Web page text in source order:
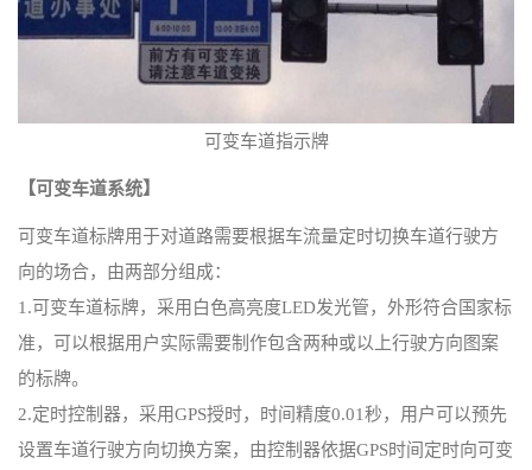
可变车道指示牌
【可变车道系统】
可变车道标牌用于对道路需要根据车流量定时切换车道行驶方
向的场合，由两部分组成：
1.可变车道标牌，采用白色高亮度LED发光管，外形符合国家标
准，可以根据用户实际需要制作包含两种或以上行驶方向图案
的标牌。
2.定时控制器，采用GPS授时，时间精度0.01秒，用户可以预先
设置车道行驶方向切换方案，由控制器依据GPS时间定时向可变